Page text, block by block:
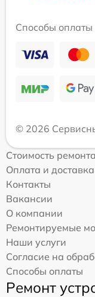
Способы оплаты
© 2026
Стоимость ремонта
Оплата и доставка
Контакты
Вакансии
О компании
Ремонтируемые
Наши услуги
Согласие на
Способы оплаты
Ремонт